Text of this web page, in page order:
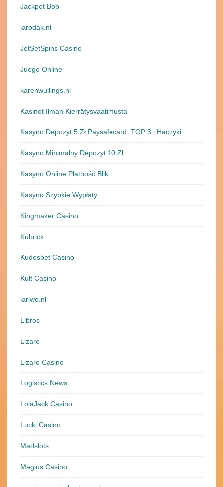
Jackpot Bob
jarodak.nl
JetSetSpins Casino
Juego Online
karenwullings.nl
Kasinot Ilman Kierrätysvaatimusta
Kasyno Depozyt 5 Zł Paysafecard: TOP 3 i Haczyki
Kasyno Minimalny Depozyt 10 Zł
Kasyno Online Płatność Blik
Kasyno Szybkie Wypłaty
Kingmaker Casino
Kubrick
Kudosbet Casino
Kult Casino
lariwo.nl
Libros
Lizaro
Lizaro Casino
Logistics News
LolaJack Casino
Lucki Casino
Madslots
Magius Casino